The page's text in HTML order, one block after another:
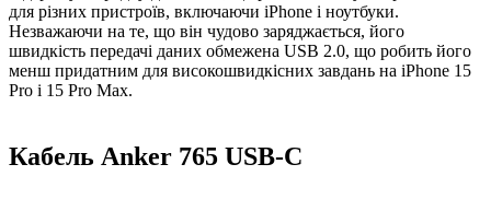
для різних пристроїв, включаючи iPhone і ноутбуки.
Незважаючи на те, що він чудово заряджається, його
швидкість передачі даних обмежена USB 2.0, що робить його
менш придатним для високошвидкісних завдань на iPhone 15
Pro і 15 Pro Max.
Кабель Anker 765 USB-C